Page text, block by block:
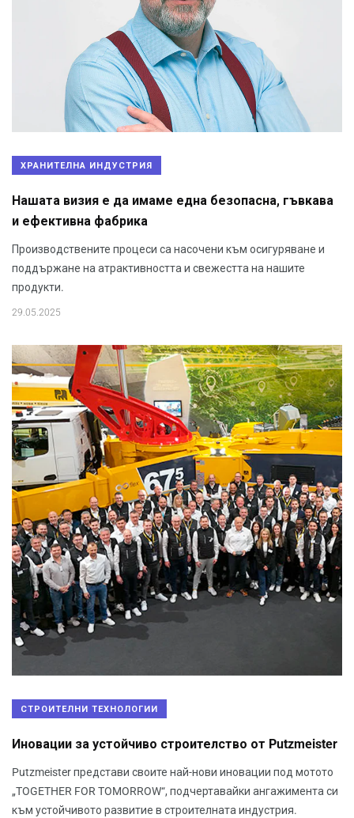
ХРАНИТЕЛНА ИНДУСТРИЯ
Нашата визия е да имаме една безопасна, гъвкава
и ефективна фабрика
Производствените процеси са насочени към осигуряване и
поддържане на атрактивността и свежестта на нашите
продукти.
29.05.2025
СТРОИТЕЛНИ ТЕХНОЛОГИИ
Иновации за устойчиво строителство от Putzmeister
Putzmeister представи своите най-нови иновации под мотото
„TOGETHER FOR TOMORROW“, подчертавайки ангажимента си
към устойчивото развитие в строителната индустрия.